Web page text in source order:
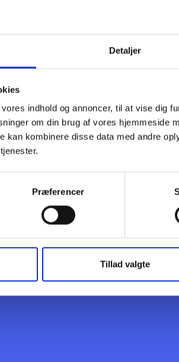
Detaljer
indhold og annoncer, til at vise dig
om din brug af vores hjemmeside
kan kombinere disse data med andre
Præferencer
Tillad valgte
dér, hvor mennesker bor, bliver det
på siden kan du følge, hvordan BL
– blandt andet gennem
sundhed, indgået i samarbejde med KL.